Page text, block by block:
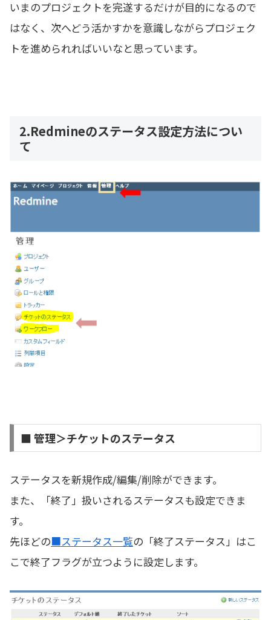
いまのプロジェクトを完遂するだけが目的になるので
はなく、次へどう活かすかを意識しながらプロジェク
トを進められればいいなと思っています。
2.Redmineのステータス設定方法につい
て
■ 管理＞チケットのステータス
ステータスを新規作成/編集/削除ができます。
また、「終了」扱いされるステータスも設定できま
す。
先ほどの■ステータス一覧の「終了ステータス」はこ
こで終了フラグが立つように設定します。